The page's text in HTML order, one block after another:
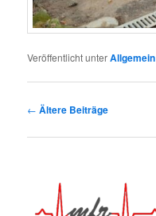
Veröffentlicht unterAllgemein
Beitragsnavigation
← Ältere Beiträge